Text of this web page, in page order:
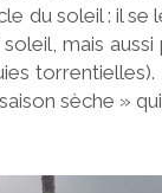
du soleil : il se
mais
torrentielles).
sèche »